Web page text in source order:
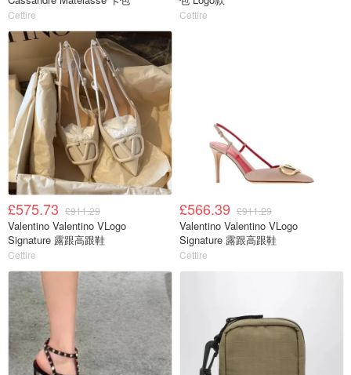
Cettire Cettire
£575.73 £911.29
Valentino Valentino VLogo
Signature 露跟高跟鞋
Cettire
£566.39 £911.29
Valentino Valentino VLogo
Signature 露跟高跟鞋
Cettire